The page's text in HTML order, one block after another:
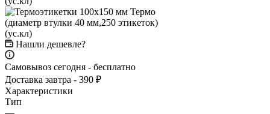
Нашли дешевле?
Самовывоз сегодня - бесплатно
Доставка завтра - 390 ₽
Характеристики
Тип